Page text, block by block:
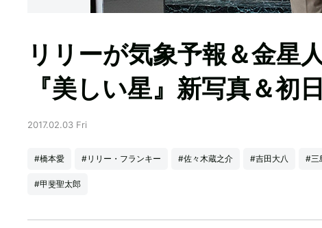
リリーが気象予報＆金星
『美しい星』新写真＆初日
2017.02.03 Fri
#橋本愛 #リリー・フランキー #佐々木蔵之介 #吉田大八 #三
#甲斐聖太郎